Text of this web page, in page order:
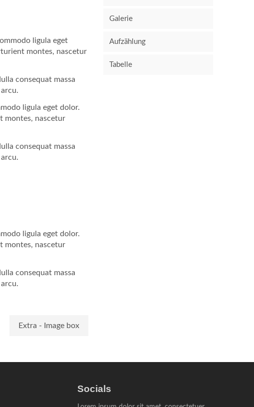
ligula eget
montes, nascetur
consequat massa
ligula eget dolor.
montes, nascetur
consequat massa
ligula eget dolor.
montes, nascetur
consequat massa
Extra - Image box
Galerie
Aufzählung
Tabelle
Socials